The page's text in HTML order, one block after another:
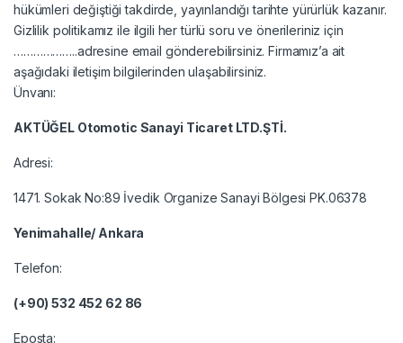
hükümleri değiştiği takdirde, yayınlandığı tarihte yürürlük kazanır.
Gizlilik politikamız ile ilgili her türlü soru ve önerileriniz için
………………..adresine email gönderebilirsiniz. Firmamız’a ait
aşağıdaki iletişim bilgilerinden ulaşabilirsiniz.
Ünvanı:
AKTÜĞEL Otomotic Sanayi Ticaret LTD.ŞTİ.
Adresi:
1471. Sokak No:89 İvedik Organize Sanayi Bölgesi PK.06378
Yenimahalle/ Ankara
Telefon:
(+90) 532 452 62 86
Eposta: